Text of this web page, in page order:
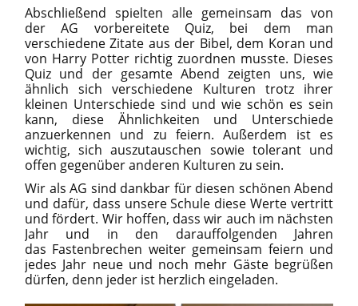
Abschließend spielten alle gemeinsam das von
der AG vorbereitete Quiz, bei dem man
verschiedene Zitate aus der Bibel, dem Koran und
von Harry Potter richtig zuordnen musste. Dieses
Quiz und der gesamte Abend zeigten uns, wie
ähnlich sich verschiedene Kulturen trotz ihrer
kleinen Unterschiede sind und wie schön es sein
kann, diese Ähnlichkeiten und Unterschiede
anzuerkennen und zu feiern. Außerdem ist es
wichtig, sich auszutauschen sowie tolerant und
offen gegenüber anderen Kulturen zu sein.
Wir als AG sind dankbar für diesen schönen Abend
und dafür, dass unsere Schule diese Werte vertritt
und fördert. Wir hoffen, dass wir auch im nächsten
Jahr und in den darauffolgenden Jahren
das Fastenbrechen weiter gemeinsam feiern und
jedes Jahr neue und noch mehr Gäste begrüßen
dürfen, denn jeder ist herzlich eingeladen.